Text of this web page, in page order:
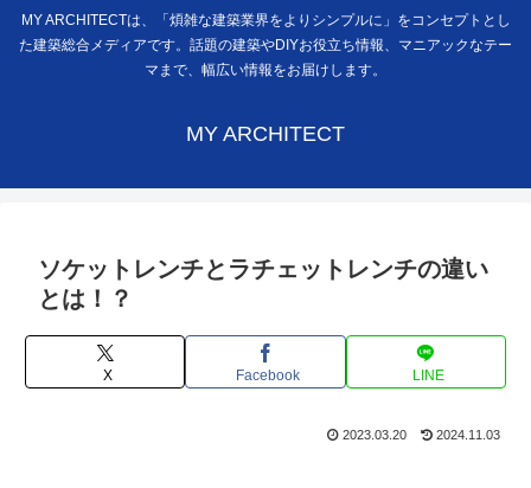
MY ARCHITECTは、「煩雑な建築業界をよりシンプルに」をコンセプトとし
た建築総合メディアです。話題の建築やDIYお役立ち情報、マニアックなテー
マまで、幅広い情報をお届けします。
MY ARCHITECT
ソケットレンチとラチェットレンチの違い
とは！？
X Facebook LINE
2023.03.20 2024.11.03